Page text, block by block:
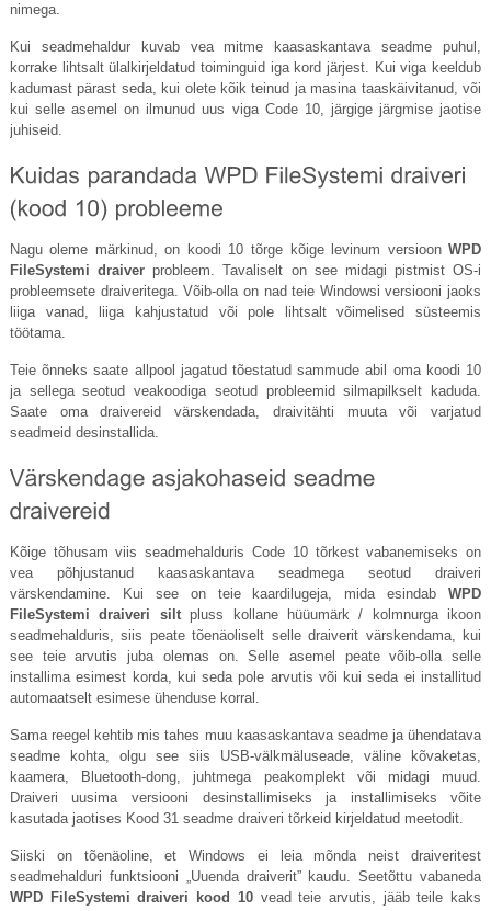
nimega.
Kui seadmehaldur kuvab vea mitme kaasaskantava seadme puhul,
korrake lihtsalt ülalkirjeldatud toiminguid iga kord järjest. Kui viga keeldub
kadumast pärast seda, kui olete kõik teinud ja masina taaskäivitanud, või
kui selle asemel on ilmunud uus viga Code 10, järgige järgmise jaotise
juhiseid.
Nagu oleme märkinud, on koodi 10 tõrge kõige levinum versioonWPD
FileSystemi draiver probleem. Tavaliselt on see midagi pistmist OS-i
probleemsete draiveritega. Võib-olla on nad teie Windowsi versiooni jaoks
liiga vanad, liiga kahjustatud või pole lihtsalt võimelised süsteemis
töötama.
Teie õnneks saate allpool jagatud tõestatud sammude abil oma koodi 10
ja sellega seotud veakoodiga seotud probleemid silmapilkselt kaduda.
Saate oma draivereid värskendada, draivitähti muuta või varjatud
seadmeid desinstallida.
Kõige tõhusam viis seadmehalduris Code 10 tõrkest vabanemiseks on
vea põhjustanud kaasaskantava seadmega seotud draiveri
värskendamine. Kui see on teie kaardilugeja, mida esindabWPD
FileSystemi draiveri siltpluss kollane hüüumärk / kolmnurga ikoon
seadmehalduris, siis peate tõenäoliselt selle draiverit värskendama, kui
see teie arvutis juba olemas on. Selle asemel peate võib-olla selle
installima esimest korda, kui seda pole arvutis või kui seda ei installitud
automaatselt esimese ühenduse korral.
Sama reegel kehtib mis tahes muu kaasaskantava seadme ja ühendatava
seadme kohta, olgu see siis USB-välkmäluseade, väline kõvaketas,
kaamera, Bluetooth-dong, juhtmega peakomplekt või midagi muud.
Draiveri uusima versiooni desinstallimiseks ja installimiseks võite
kasutada jaotises Kood 31 seadme draiveri tõrkeid kirjeldatud meetodit.
Siiski on tõenäoline, et Windows ei leia mõnda neist draiveritest
seadmehalduri funktsiooni „Uuenda draiverit” kaudu. Seetõttu vabaneda
WPD FileSystemi draiveri kood 10vead teie arvutis, jääb teile kaks